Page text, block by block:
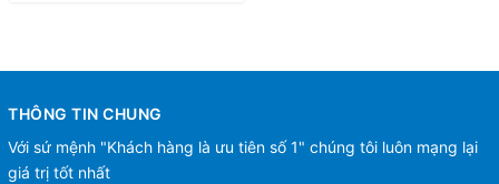
THÔNG TIN CHUNG
Với sứ mệnh "Khách hàng là ưu tiên số 1" chúng tôi luôn mạng lại
giá trị tốt nhất